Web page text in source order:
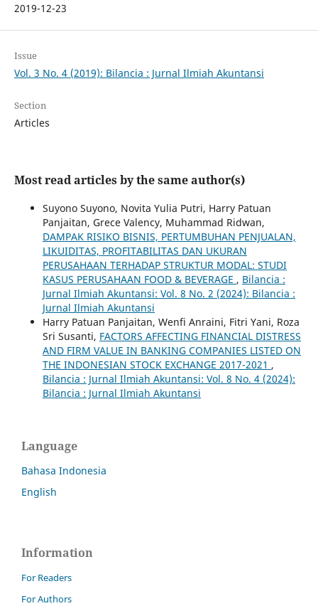
2019-12-23
Issue
Vol. 3 No. 4 (2019): Bilancia : Jurnal Ilmiah Akuntansi
Section
Articles
Most read articles by the same author(s)
Suyono Suyono, Novita Yulia Putri, Harry Patuan
Panjaitan, Grece Valency, Muhammad Ridwan,
DAMPAK RISIKO BISNIS, PERTUMBUHAN PENJUALAN,
LIKUIDITAS, PROFITABILITAS DAN UKURAN
PERUSAHAAN TERHADAP STRUKTUR MODAL: STUDI
KASUS PERUSAHAAN FOOD & BEVERAGE , Bilancia :
Jurnal Ilmiah Akuntansi: Vol. 8 No. 2 (2024): Bilancia :
Jurnal Ilmiah Akuntansi
Harry Patuan Panjaitan, Wenfi Anraini, Fitri Yani, Roza
Sri Susanti, FACTORS AFFECTING FINANCIAL DISTRESS
AND FIRM VALUE IN BANKING COMPANIES LISTED ON
THE INDONESIAN STOCK EXCHANGE 2017-2021 ,
Bilancia : Jurnal Ilmiah Akuntansi: Vol. 8 No. 4 (2024):
Bilancia : Jurnal Ilmiah Akuntansi
Language
Bahasa Indonesia
English
Information
For Readers
For Authors